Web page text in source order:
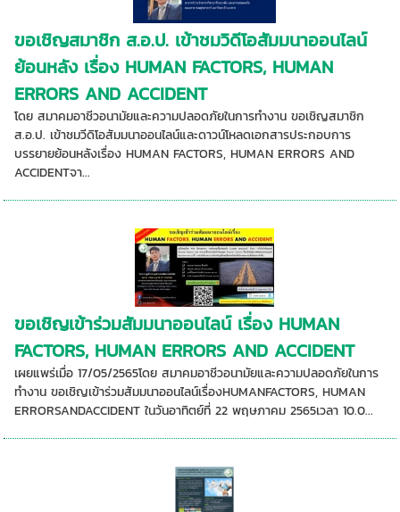
ขอเชิญสมาชิก ส.อ.ป. เข้าชมวิดีโอสัมมนาออนไลน์
ย้อนหลัง เรื่อง HUMAN FACTORS, HUMAN
ERRORS AND ACCIDENT
โดย สมาคมอาชีวอนามัยและความปลอดภัยในการทำงาน ขอเชิญสมาชิก
ส.อ.ป. เข้าชมวีดิโอสัมมนาออนไลน์และดาวน์โหลดเอกสารประกอบการ
บรรยายย้อนหลังเรื่อง HUMAN FACTORS, HUMAN ERRORS AND
ACCIDENTจา...
ขอเชิญเข้าร่วมสัมมนาออนไลน์ เรื่อง HUMAN
FACTORS, HUMAN ERRORS AND ACCIDENT
เผยแพร่เมื่อ 17/05/2565โดย สมาคมอาชีวอนามัยและความปลอดภัยในการ
ทำงาน ขอเชิญเข้าร่วมสัมมนาออนไลน์เรื่องHUMANFACTORS, HUMAN
ERRORSANDACCIDENT ในวันอาทิตย์ที่ 22 พฤษภาคม 2565เวลา 10.0...